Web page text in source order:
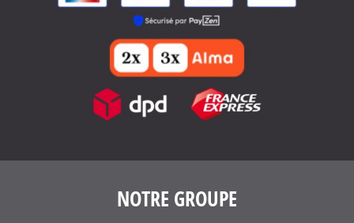
NOTRE GROUPE